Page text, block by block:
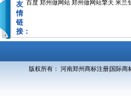
友
情
链
接：
百度 郑州做网站 郑州做网站擎天 米兰
版权所有： 河南郑州商标注册|国际商